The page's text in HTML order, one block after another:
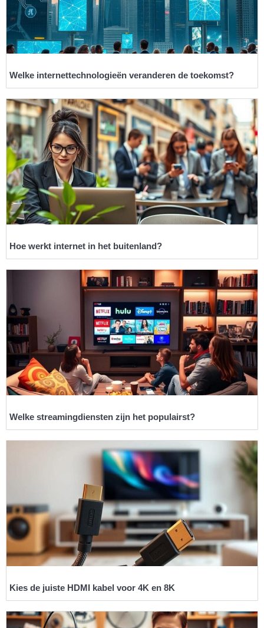
Welke internettechnologieën veranderen de toekomst?
Hoe werkt internet in het buitenland?
Welke streamingdiensten zijn het populairst?
Kies de juiste HDMI kabel voor 4K en 8K